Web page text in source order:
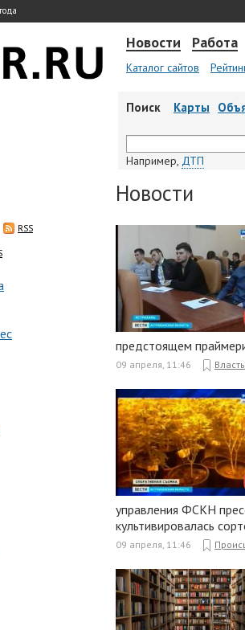
года
Новости Работа
Каталог сайтов
Поиск Карты
Например, ДТП
RSS
Новости
предстоящем
09 апреля, 11:46
управления ФСКН
культивировалась
09 апреля, 11:46